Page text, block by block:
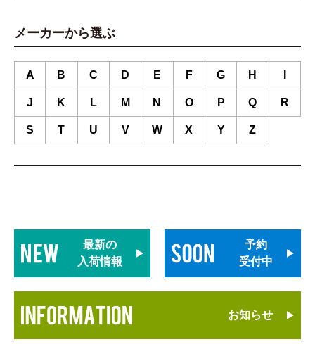
メーカーから選ぶ
A B C D E F G H
J K L M N O P Q R
S T U V W X Y Z
最新の
入荷情報
予約
受付中
お知らせ